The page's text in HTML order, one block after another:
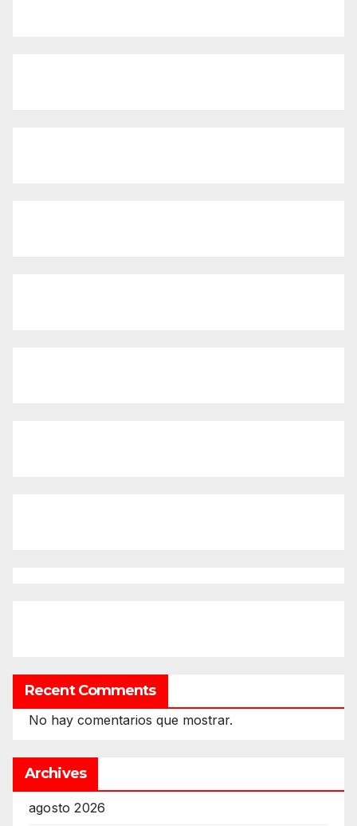
Recent Comments
No hay comentarios que mostrar.
Archives
agosto 2026